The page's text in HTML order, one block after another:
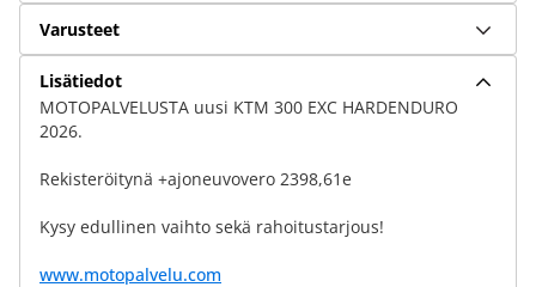
Varusteet
Lisätiedot
MOTOPALVELUSTA uusi KTM 300 EXC HARDENDURO
2026.
Rekisteröitynä +ajoneuvovero 2398,61e
Kysy edullinen vaihto sekä rahoitustarjous!
www.motopalvelu.com